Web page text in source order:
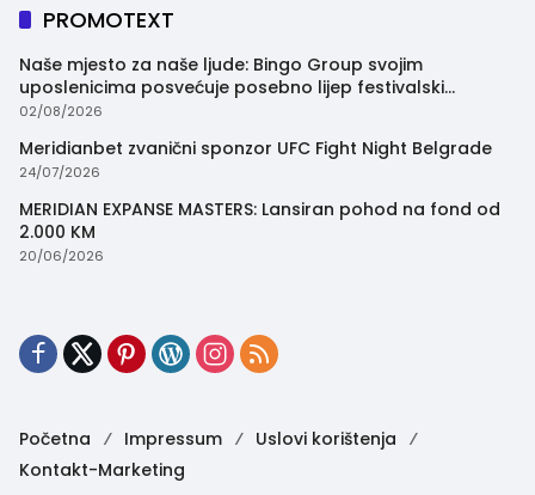
PROMOTEXT
Naše mjesto za naše ljude: Bingo Group svojim
uposlenicima posvećuje posebno lijep festivalski
trenutak
02/08/2026
Meridianbet zvanični sponzor UFC Fight Night Belgrade
24/07/2026
MERIDIAN EXPANSE MASTERS: Lansiran pohod na fond od
2.000 KM
20/06/2026
Početna Impressum
Uslovi korištenja
Kontakt-Marketing